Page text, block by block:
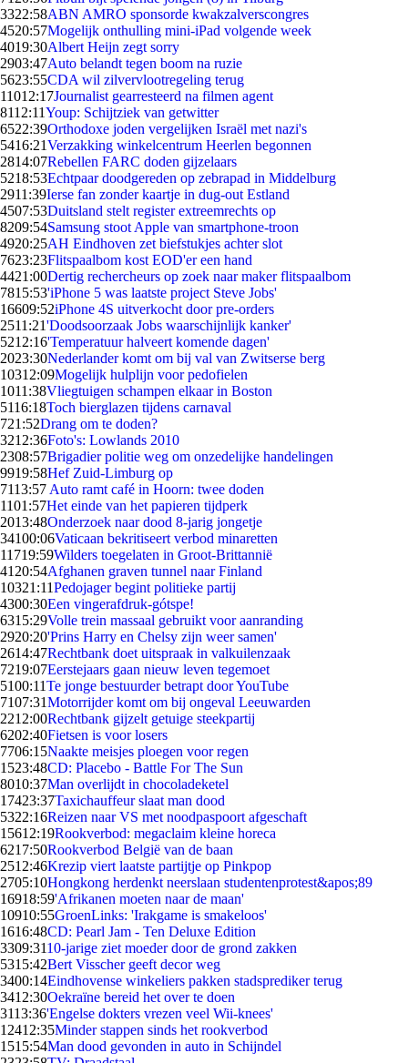
3322:58ABN AMRO sponsorde kwakzalverscongres
4520:57Mogelijk onthulling mini-iPad volgende week
4019:30Albert Heijn zegt sorry
2903:47Auto belandt tegen boom na ruzie
5623:55CDA wil zilvervlootregeling terug
11012:17Journalist gearresteerd na filmen agent
8112:11Youp: Schijtziek van getwitter
6522:39Orthodoxe joden vergelijken Israël met nazi's
5416:21Verzakking winkelcentrum Heerlen begonnen
2814:07Rebellen FARC doden gijzelaars
5218:53Echtpaar doodgereden op zebrapad in Middelburg
2911:39Ierse fan zonder kaartje in dug-out Estland
4507:53Duitsland stelt register extreemrechts op
8209:54Samsung stoot Apple van smartphone-troon
4920:25AH Eindhoven zet biefstukjes achter slot
7623:23Flitspaalbom kost EOD'er een hand
4421:00Dertig rechercheurs op zoek naar maker flitspaalbom
7815:53'iPhone 5 was laatste project Steve Jobs'
16609:52iPhone 4S uitverkocht door pre-orders
2511:21'Doodsoorzaak Jobs waarschijnlijk kanker'
5212:16'Temperatuur halveert komende dagen'
2023:30Nederlander komt om bij val van Zwitserse berg
10312:09Mogelijk hulplijn voor pedofielen
1011:38Vliegtuigen schampen elkaar in Boston
5116:18Toch bierglazen tijdens carnaval
721:52Drang om te doden?
3212:36Foto's: Lowlands 2010
2308:57Brigadier politie weg om onzedelijke handelingen
9919:58Hef Zuid-Limburg op
7113:57 Auto ramt café in Hoorn: twee doden
1101:57Het einde van het papieren tijdperk
2013:48Onderzoek naar dood 8-jarig jongetje
34100:06Vaticaan bekritiseert verbod minaretten
11719:59Wilders toegelaten in Groot-Brittannië
41 20:54Afghanen graven tunnel naar Finland
10321:11Pedojager begint politieke partij
4300:30Een vingerafdruk-gótspe!
6315:29Volle trein massaal gebruikt voor aanranding
2920:20'Prins Harry en Chelsy zijn weer samen'
2614:47Rechtbank doet uitspraak in valkuilenzaak
7219:07Eerstejaars gaan nieuw leven tegemoet
5100:11Te jonge bestuurder betrapt door YouTube
7107:31Motorrijder komt om bij ongeval Leeuwarden
2212:00Rechtbank gijzelt getuige steekpartij
6202:40Fietsen is voor losers
7706:15Naakte meisjes ploegen voor regen
1523:48CD: Placebo - Battle For The Sun
8010:37Man overlijdt in chocoladeketel
17423:37Taxichauffeur slaat man dood
5322:16Reizen naar VS met noodpaspoort afgeschaft
15612:19Rookverbod: megaclaim kleine horeca
6217:50Rookverbod België van de baan
2512:46Krezip viert laatste partijtje op Pinkpop
2705:10Hongkong herdenkt neerslaan studentenprotest&apos;89
16918:59'Afrikanen moeten naar de maan'
10910:55GroenLinks: 'Irakgame is smakeloos'
1616:48CD: Pearl Jam - Ten Deluxe Edition
3309:3110-jarige ziet moeder door de grond zakken
5315:42Bert Visscher geeft decor weg
3400:14Eindhovense winkeliers pakken stadsprediker terug
3412:30Oekraïne bereid het over te doen
3113:36'Engelse dokters vrezen veel Wii-knees'
12412:35Minder stappen sinds het rookverbod
1515:54Man dood gevonden in auto in Schijndel